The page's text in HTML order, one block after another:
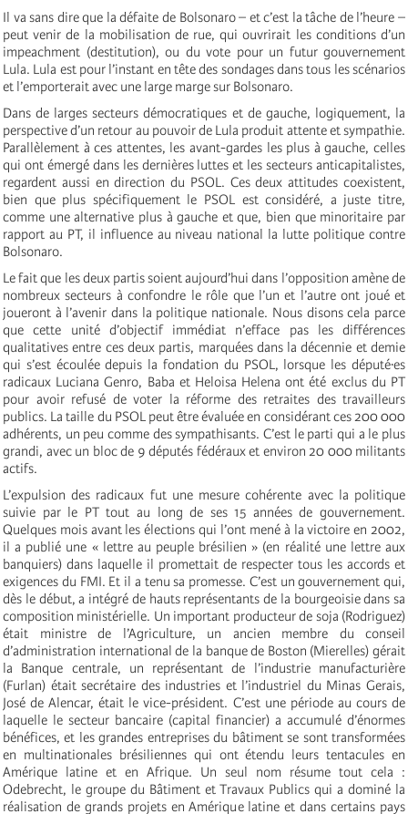
Il va sans dire que la défaite de Bolsonaro – et c’est la tâche de l’heure –
peut venir de la mobilisation de rue, qui ouvrirait les conditions d’un
impeachment (destitution), ou du vote pour un futur gouvernement
Lula. Lula est pour l’instant en tête des sondages dans tous les scénarios
et l’emporterait avec une large marge sur Bolsonaro.
Dans de larges secteurs démocratiques et de gauche, logiquement, la
perspective d’un retour au pouvoir de Lula produit attente et sympathie.
Parallèlement à ces attentes, les avant-gardes les plus à gauche, celles
qui ont émergé dans les dernières luttes et les secteurs anticapitalistes,
regardent aussi en direction du PSOL. Ces deux attitudes coexistent,
bien que plus spécifiquement le PSOL est considéré, a juste titre,
comme une alternative plus à gauche et que, bien que minoritaire par
rapport au PT, il influence au niveau national la lutte politique contre
Bolsonaro.
Le fait que les deux partis soient aujourd’hui dans l’opposition amène de
nombreux secteurs à confondre le rôle que l’un et l’autre ont joué et
joueront à l’avenir dans la politique nationale. Nous disons cela parce
que cette unité d’objectif immédiat n’efface pas les différences
qualitatives entre ces deux partis, marquées dans la décennie et demie
qui s’est écoulée depuis la fondation du PSOL, lorsque les député∙es
radicaux Luciana Genro, Baba et Heloisa Helena ont été exclus du PT
pour avoir refusé de voter la réforme des retraites des travailleurs
publics. La taille du PSOL peut être évaluée en considérant ces 200 000
adhérents, un peu comme des sympathisants. C’est le parti qui a le plus
grandi, avec un bloc de 9 députés fédéraux et environ 20 000 militants
actifs.
L’expulsion des radicaux fut une mesure cohérente avec la politique
suivie par le PT tout au long de ses 15 années de gouvernement.
Quelques mois avant les élections qui l’ont mené à la victoire en 2002,
il a publié une « lettre au peuple brésilien » (en réalité une lettre aux
banquiers) dans laquelle il promettait de respecter tous les accords et
exigences du FMI. Et il a tenu sa promesse. C’est un gouvernement qui,
dès le début, a intégré de hauts représentants de la bourgeoisie dans sa
composition ministérielle. Un important producteur de soja (Rodriguez)
était ministre de l’Agriculture, un ancien membre du conseil
d’administration international de la banque de Boston (Mierelles) gérait
la Banque centrale, un représentant de l’industrie manufacturière
(Furlan) était secrétaire des industries et l’industriel du Minas Gerais,
José de Alencar, était le vice-président. C’est une période au cours de
laquelle le secteur bancaire (capital financier) a accumulé d’énormes
bénéfices, et les grandes entreprises du bâtiment se sont transformées
en multinationales brésiliennes qui ont étendu leurs tentacules en
Amérique latine et en Afrique. Un seul nom résume tout cela :
Odebrecht, le groupe du Bâtiment et Travaux Publics qui a dominé la
réalisation de grands projets en Amérique latine et dans certains pays